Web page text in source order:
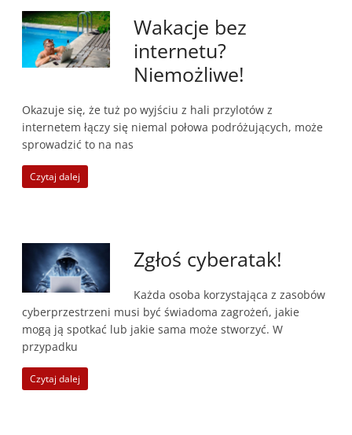
Wakacje bez
internetu?
Niemożliwe!
Okazuje się, że tuż po wyjściu z hali przylotów z
internetem łączy się niemal połowa podróżujących, może
sprowadzić to na nas
Czytaj dalej
Zgłoś cyberatak!
Każda osoba korzystająca z zasobów
cyberprzestrzeni musi być świadoma zagrożeń, jakie
mogą ją spotkać lub jakie sama może stworzyć. W
przypadku
Czytaj dalej